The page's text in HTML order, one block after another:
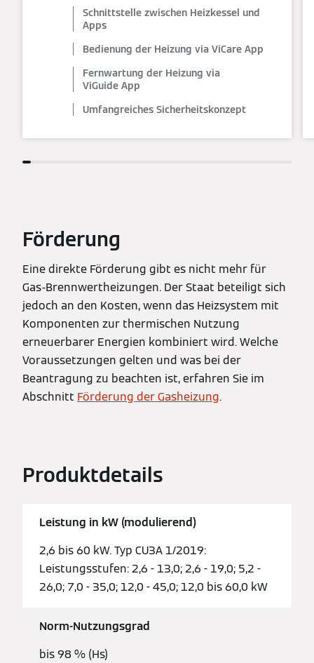
Schnittstelle zwischen Heizkessel und
Apps
Bedienung der Heizung via ViCare App
Fernwartung der Heizung via
ViGuide App
Umfangreiches Sicherheitskonzept
Förderung
Eine direkte Förderung gibt es nicht mehr für
Gas-Brennwertheizungen. Der Staat beteiligt sich
jedoch an den Kosten, wenn das Heizsystem mit
Komponenten zur thermischen Nutzung
erneuerbarer Energien kombiniert wird. Welche
Voraussetzungen gelten und was bei der
Beantragung zu beachten ist, erfahren Sie im
Abschnitt Förderung der Gasheizung.
Produktdetails
Leistung in kW (modulierend)
2,6 bis 60 kW. Typ CU3A 1/2019:
Leistungsstufen: 2,6 - 13,0; 2,6 - 19,0; 5,2 -
26,0; 7,0 - 35,0; 12,0 - 45,0; 12,0 bis 60,0 kW
Norm-Nutzungsgrad
bis 98 % (Hs)